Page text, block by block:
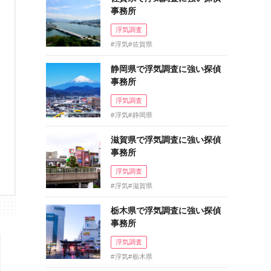
事務所
浮気調査
浮気 佐賀県
静岡県で浮気調査に強い探偵
事務所
浮気調査
浮気 静岡県
滋賀県で浮気調査に強い探偵
事務所
浮気調査
浮気 滋賀県
栃木県で浮気調査に強い探偵
事務所
浮気調査
浮気 栃木県